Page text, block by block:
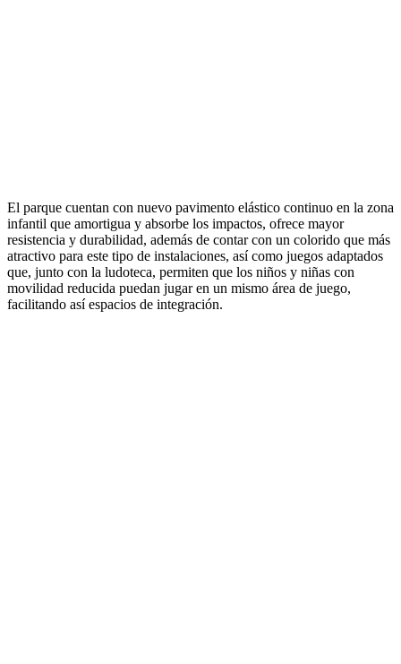
El parque cuentan con nuevo pavimento elástico continuo en la zona
infantil que amortigua y absorbe los impactos, ofrece mayor
resistencia y durabilidad, además de contar con un colorido que más
atractivo para este tipo de instalaciones, así como juegos adaptados
que, junto con la ludoteca, permiten que los niños y niñas con
movilidad reducida puedan jugar en un mismo área de juego,
facilitando así espacios de integración.